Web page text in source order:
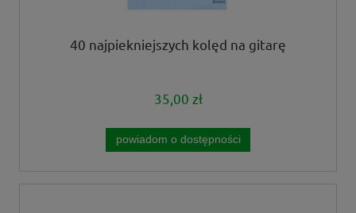
40 najpiekniejszych kolęd na gitarę
35,00 zł
powiadom o dostępności